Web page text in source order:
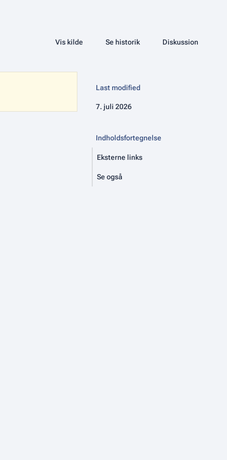
Visninger
Læs
Vis kilde Se historik associated-pages
Side
Diskussion
Last modified
7. juli 2026
Indholdsfortegnelse
Eksterne links
Se også